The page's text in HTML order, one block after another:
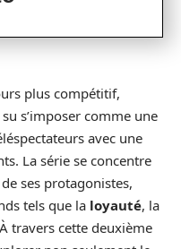
plus compétitif,
s’imposer comme une
avec une
La série se concentre
ses protagonistes,
tels que la loyauté, la
travers cette deuxième